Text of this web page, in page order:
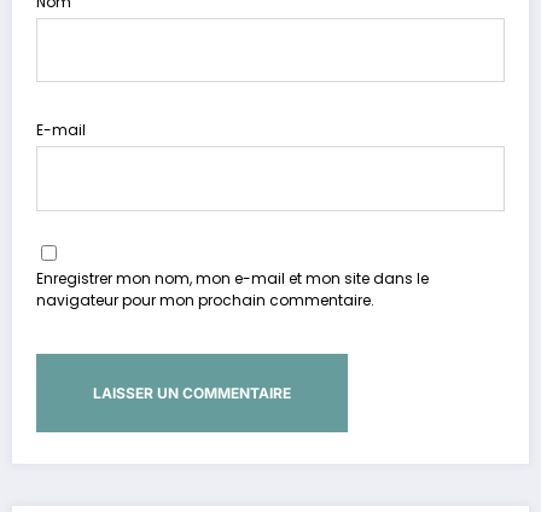
E-mail
Enregistrer mon nom, mon e-mail et mon site dans le
navigateur pour mon prochain commentaire.